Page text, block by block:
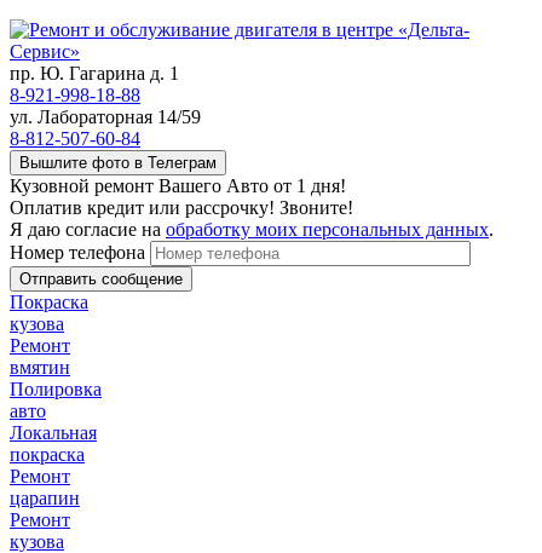
пр. Ю. Гагарина д. 1
8-921-998-18-88
ул. Лабораторная 14/59
8-812-507-60-84
Вышлите фото в Телеграм
Кузовной ремонт Вашего Авто от 1 дня!
Оплатив кредит или рассрочку! Звоните!
Я даю согласие на обработку моих персональных данных.
Номер телефона
Покраска
кузова
Ремонт
вмятин
Полировка
авто
Локальная
покраска
Ремонт
царапин
Ремонт
кузова